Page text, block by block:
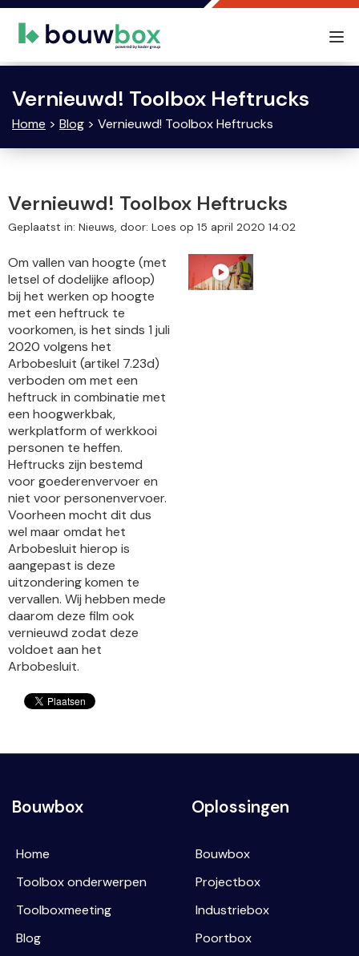
Vernieuwd! Toolbox Heftrucks
Home > Blog > Vernieuwd! Toolbox Heftrucks
Vernieuwd! Toolbox Heftrucks
Geplaatst in: Nieuws, door: Loes op 15 april 2020 14:02
Om vallen van hoogte (met
letsel of dodelijke afloop)
bij het werken op hoogte
met een heftruck te
voorkomen, is het sinds 1 juli
2020 volgens het
Arbobesluit (artikel 7.23d)
verboden om met een
heftruck in combinatie met
een hoogwerkbak,
werkplatform of werkkooi
personen te heffen.
Heftrucks zijn bestemd
voor goederenvervoer en
niet voor personenvervoer.
Voorheen mocht dit dus
wel maar omdat het
Arbobesluit hierop is
aangepast is deze
uitzondering komen te
vervallen. Wij hebben mede
daarom deze film ook
vernieuwd zodat deze
voldoet aan het
Arbobesluit.
Bouwbox
Home
Toolbox onderwerpen
Toolboxmeeting
Blog
Oplossingen
Bouwbox
Projectbox
Industriebox
Poortbox